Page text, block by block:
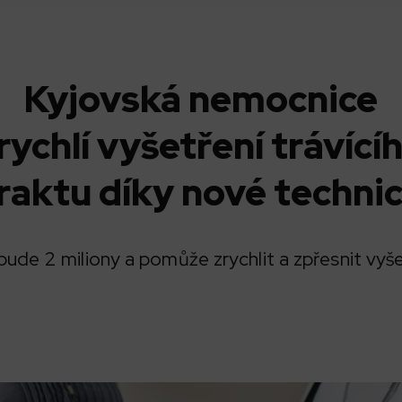
Kyjovská nemocnice
vyšetření
díky nové
2 miliony a pomůže zrychlit a zpřesnit